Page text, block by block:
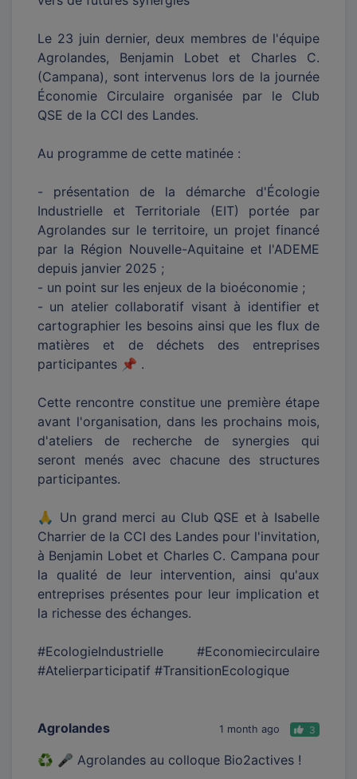
Le 23 juin dernier, deux membres de l'équipe
Agrolandes, Benjamin Lobet et Charles C.
(Campana), sont intervenus lors de la journée
Économie Circulaire organisée par le Club
QSE de la CCI des Landes.
Au programme de cette matinée :
- présentation de la démarche d'Écologie
Industrielle et Territoriale (EIT) portée par
Agrolandes sur le territoire, un projet financé
par la Région Nouvelle-Aquitaine et l'ADEME
depuis janvier 2025 ;
- un point sur les enjeux de la bioéconomie ;
- un atelier collaboratif visant à identifier et
cartographier les besoins ainsi que les flux de
matières et de déchets des entreprises
participantes 📌 .
Cette rencontre constitue une première étape
avant l'organisation, dans les prochains mois,
d'ateliers de recherche de synergies qui
seront menés avec chacune des structures
participantes.
🙏 Un grand merci au Club QSE et à Isabelle
Charrier de la CCI des Landes pour l'invitation,
à Benjamin Lobet et Charles C. Campana pour
la qualité de leur intervention, ainsi qu'aux
entreprises présentes pour leur implication et
la richesse des échanges.
#EcologieIndustrielle #Economiecirculaire
#Atelierparticipatif #TransitionEcologique
Agrolandes 1 month ago 3
♻️ 🎤 Agrolandes au colloque Bio2actives !